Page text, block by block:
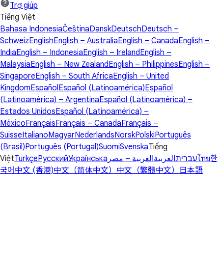
Trợ giúp
Tiếng Việt
Bahasa IndonesiaČeštinaDanskDeutschDeutsch –
SchweizEnglishEnglish – AustraliaEnglish – CanadaEnglish –
IndiaEnglish – IndonesiaEnglish – IrelandEnglish –
MalaysiaEnglish – New ZealandEnglish – PhilippinesEnglish –
SingaporeEnglish – South AfricaEnglish – United
KingdomEspañolEspañol (Latinoamérica)Español
(Latinoamérica) – ArgentinaEspañol (Latinoamérica) –
Estados UnidosEspañol (Latinoamérica) –
MéxicoFrançaisFrançais – CanadaFrançais –
SuisseItalianoMagyarNederlandsNorskPolskiPortuguês
(Brasil)Português (Portugal)SuomiSvenskaTiếng
ViệtTürkçeРусскийУкраїнська עבריתالعربيةالعربية – مصر ไทย한
국어 中文 (香港)中文（简体中文） 中文（繁體中文） 日本語